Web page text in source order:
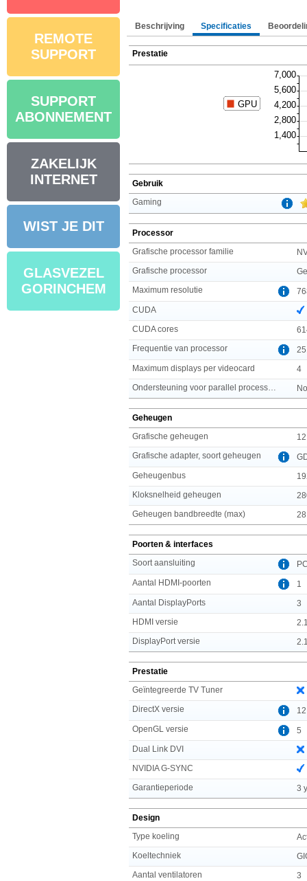
REMOTE
SUPPORT
SUPPORT
ABONNEMENT
ZAKELIJK
INTERNET
WIST JE DIT
GLASVEZEL
GORINCHEM
Beschrijving Specificaties
Prestatie
Gebruik
Gaming
Processor
Grafische processor familie
Grafische processor
Maximum resolutie
CUDA
CUDA cores
Frequentie van processor
Maximum displays per videocard
4
Geheugen
Grafische geheugen
Grafische adapter, soort geheugen
Geheugenbus
Kloksnelheid geheugen
Geheugen bandbreedte (max)
Poorten & interfaces
Soort aansluiting
Aantal HDMI-poorten
1
Aantal DisplayPorts
3
HDMI versie
DisplayPort versie
Prestatie
Geïntegreerde TV Tuner
DirectX versie
12
OpenGL versie
5
Dual Link DVI
NVIDIA G-SYNC
Garantieperiode
3
Design
Type koeling
Koeltechniek
Aantal ventilatoren
3